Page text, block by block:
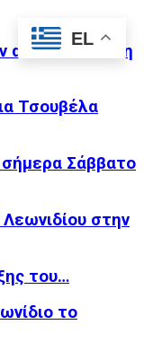
αποκατάσταση
Τσουβέλα
σήμερα Σάββατο
στην
του…
το
EL